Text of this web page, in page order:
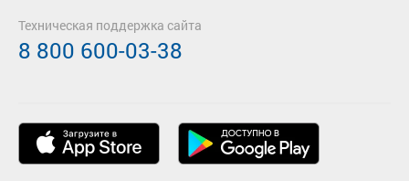
Техническая поддержка сайта
8 800 600-03-38